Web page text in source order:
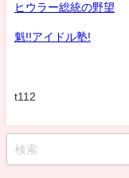
ヒウラー総統の野望
魁!!アイドル塾!
t112